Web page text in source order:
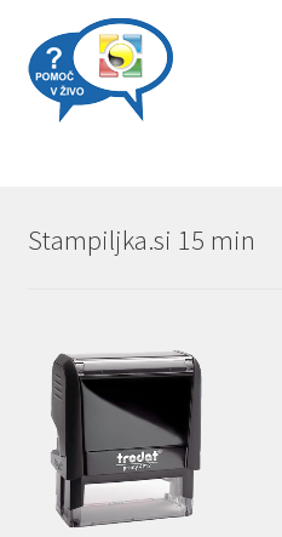
Stampiljka.si 15 min